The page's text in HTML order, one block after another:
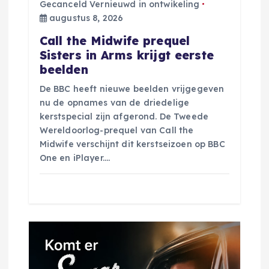
Gecanceld Vernieuwd in ontwikeling
augustus 8, 2026
Call the Midwife prequel
Sisters in Arms krijgt eerste
beelden
De BBC heeft nieuwe beelden vrijgegeven
nu de opnames van de driedelige
kerstspecial zijn afgerond. De Tweede
Wereldoorlog-prequel van Call the
Midwife verschijnt dit kerstseizoen op BBC
One en iPlayer.…